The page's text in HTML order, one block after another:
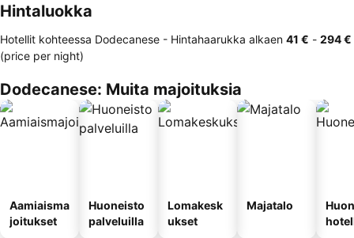
Hintaluokka
Hotellit kohteessa Dodecanese - Hintahaarukka alkaen ‎41 € - ‎294 €
(price per night)
Dodecanese: Muita majoituksia
Aamiaisma
joitukset
Huoneisto
palveluilla
Lomakesk
ukset
Majatalo